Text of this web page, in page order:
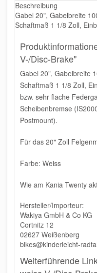
Beschreibung
Gabel 20", Gabelbreite
Schaftmaß 1 1/8 Zoll,
V-/Disc-Brake"
Gabel 20", Gabelbreite
Schaftmaß 1 1/8 Zoll,
bzw. sehr flache
Scheibenbremse
Postmount).
Für das 20" Zoll
Farbe: Weiss
Wie am Kania Twenty
Hersteller/Importeur:
Wakiya GmbH & Co KG
Cortnitz 12
02627 Weißenberg
bikes@kinderleicht-
Weiterführende